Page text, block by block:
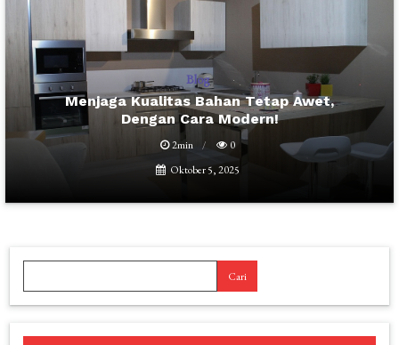
Blog
Menjaga Kualitas Bahan Tetap Awet,
Dengan Cara Modern!
2min
0
Oktober 5, 2025
Cari